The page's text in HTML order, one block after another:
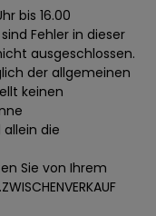
bis 16.00
Fehler in dieser
ausgeschlossen.
der allgemeinen
keinen
die
Sie von Ihrem